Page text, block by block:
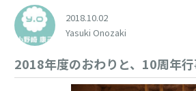
2018.10.02
Yasuki Onozaki
2018年度のおわりと、10周年行